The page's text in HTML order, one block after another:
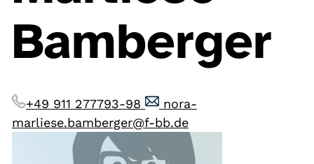
Bamberger
+49 911 277793-98
nora-
marliese.bamberger@f-bb.de